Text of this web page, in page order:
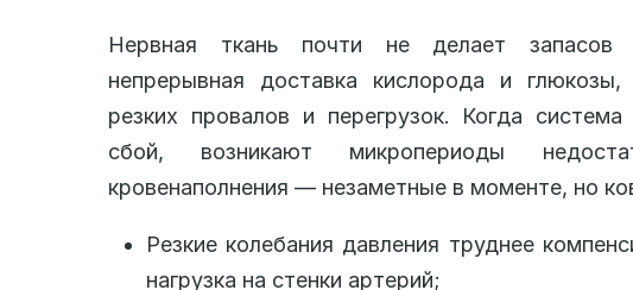
Нервная ткань почти не делает запасов
непрерывная доставка кислорода и
резких провалов и перегрузок. Когда
сбой, возникают микропериоды
кровенаполнения — незаметные в моменте, но
Резкие колебания давления труднее
нагрузка на стенки артерий;